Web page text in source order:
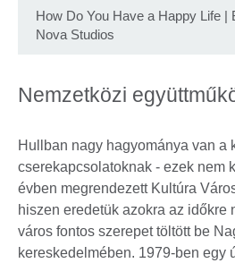
How Do You Have a Happy Life |
Nova Studios
Nemzetközi
Hullban nagy hagyománya van a
cserekapcsolatoknak - ezek nem
évben megrendezett Kultúra
hiszen eredetük azokra az időkre
város fontos szerepet töltött be
kereskedelmében. 1979-ben egy